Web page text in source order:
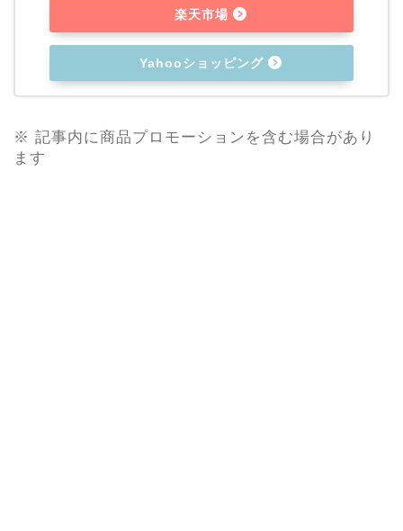
楽天市場
Yahooショッピング
※ 記事内に商品プロモーションを含む場合があり
ます